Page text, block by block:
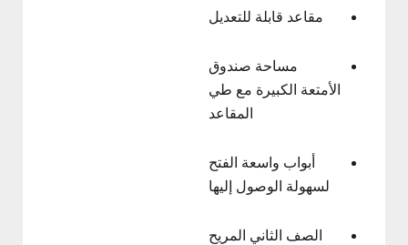
مقاعد قابلة للتعديل
مساحة صندوق
الأمتعة الكبيرة مع طي
المقاعد
أبواب واسعة الفتح
لسهولة الوصول إليها
الصف الثاني المريح